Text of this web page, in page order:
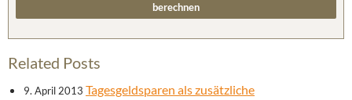
Related Posts
9. April 2013 Tagesgeldsparen als zusätzliche